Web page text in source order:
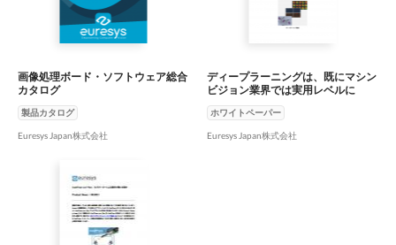
画像処理ボード・ソフトウェア総合
カタログ
製品カタログ
Euresys Japan株式会社
ディープラーニングは、既にマシン
ビジョン業界では実用レベルに
ホワイトペーパー
Euresys Japan株式会社